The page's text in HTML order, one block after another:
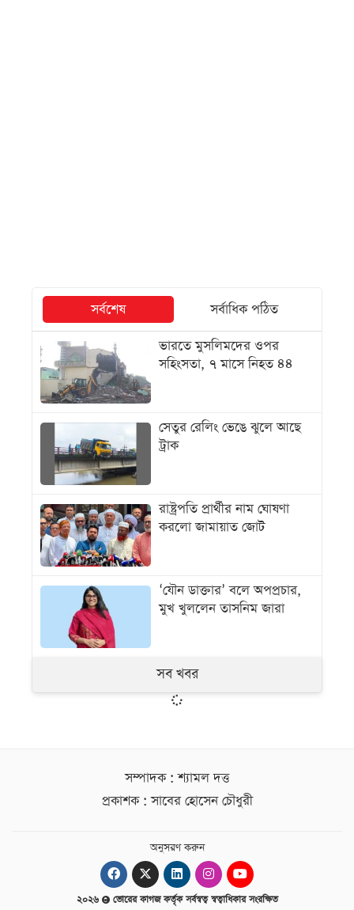
সর্বশেষ
সর্বাধিক পঠিত
ভারতে মুসলিমদের ওপর
সহিংসতা, ৭ মাসে নিহত ৪৪
সেতুর রেলিং ভেঙে ঝুলে আছে
ট্রাক
রাষ্ট্রপতি প্রার্থীর নাম ঘোষণা
করলো জামায়াত জোট
‘যৌন ডাক্তার’ বলে অপপ্রচার,
মুখ খুললেন তাসনিম জারা
সব খবর
সম্পাদক : শ্যামল দত্ত
প্রকাশক : সাবের হোসেন চৌধুরী
অনুসরণ করুন
২০২৬ ভোরের কাগজ কর্তৃক সর্বস্বত্ব স্বত্বাধিকার সংরক্ষিত